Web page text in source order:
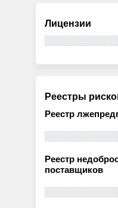
Лицензии
Реестры
Реестр
Реестр
поставщиков